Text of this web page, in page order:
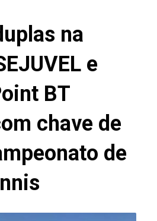
na
e
BT
chave de
de